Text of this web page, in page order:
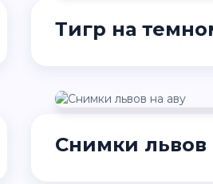
Тигр на
Снимки львов